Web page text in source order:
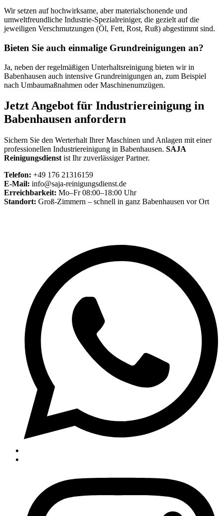
Wir setzen auf hochwirksame, aber materialschonende und
umweltfreundliche Industrie-Spezialreiniger, die gezielt auf die
jeweiligen Verschmutzungen (Öl, Fett, Rost, Ruß) abgestimmt sind.
Bieten Sie auch einmalige Grundreinigungen an?
Ja, neben der regelmäßigen Unterhaltsreinigung bieten wir in
Babenhausen auch intensive Grundreinigungen an, zum Beispiel
nach Umbaumaßnahmen oder Maschinenumzügen.
Jetzt Angebot für Industriereinigung in
Babenhausen anfordern
Sichern Sie den Werterhalt Ihrer Maschinen und Anlagen mit einer
professionellen Industriereinigung in Babenhausen. SAJA
Reinigungsdienst ist Ihr zuverlässiger Partner.
Telefon: +49 176 21316159
E-Mail: info@saja-reinigungsdienst.de
Erreichbarkeit: Mo–Fr 08:00–18:00 Uhr
Standort: Groß-Zimmern – schnell in ganz Babenhausen vor Ort